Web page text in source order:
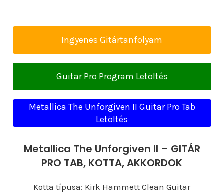
Ingyenes Gitártanfolyam
Guitar Pro Program Letöltés
Metallica The Unforgiven II Guitar Pro Tab
Letöltés
Metallica The Unforgiven II – GITÁR
PRO TAB, KOTTA, AKKORDOK
Kotta típusa: Kirk Hammett Clean Guitar